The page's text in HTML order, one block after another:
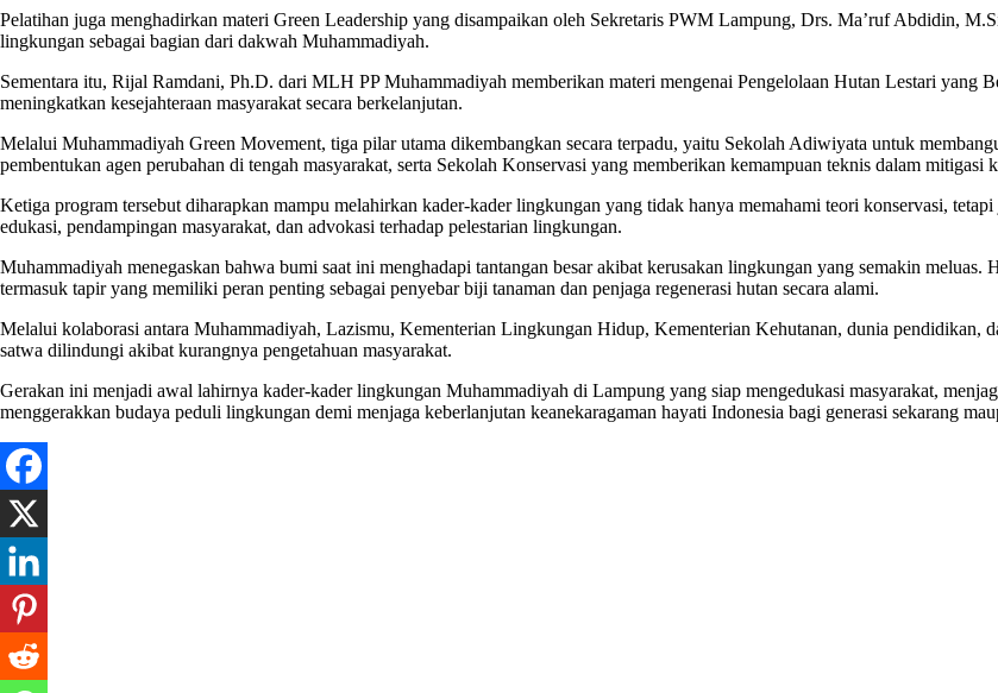
Pelatihan juga menghadirkan materi Green Leadership yang disampaikan oleh Sekretaris PWM Lampung, Drs. Ma’ruf Abdidin,
lingkungan sebagai bagian dari dakwah Muhammadiyah.
Sementara itu, Rijal Ramdani, Ph.D. dari MLH PP Muhammadiyah memberikan materi mengenai Pengelolaan Hutan Lestari yang
meningkatkan kesejahteraan masyarakat secara berkelanjutan.
Melalui Muhammadiyah Green Movement, tiga pilar utama dikembangkan secara terpadu, yaitu Sekolah Adiwiyata untuk
pembentukan agen perubahan di tengah masyarakat, serta Sekolah Konservasi yang memberikan kemampuan teknis dalam mitigasi
Ketiga program tersebut diharapkan mampu melahirkan kader-kader lingkungan yang tidak hanya memahami teori konservasi,
edukasi, pendampingan masyarakat, dan advokasi terhadap pelestarian lingkungan.
Muhammadiyah menegaskan bahwa bumi saat ini menghadapi tantangan besar akibat kerusakan lingkungan yang semakin
termasuk tapir yang memiliki peran penting sebagai penyebar biji tanaman dan penjaga regenerasi hutan secara alami.
Melalui kolaborasi antara Muhammadiyah, Lazismu, Kementerian Lingkungan Hidup, Kementerian Kehutanan, dunia pendidikan,
satwa dilindungi akibat kurangnya pengetahuan masyarakat.
Gerakan ini menjadi awal lahirnya kader-kader lingkungan Muhammadiyah di Lampung yang siap mengedukasi masyarakat,
menggerakkan budaya peduli lingkungan demi menjaga keberlanjutan keanekaragaman hayati Indonesia bagi generasi sekarang